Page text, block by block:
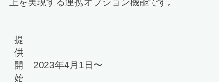
提
供
開
始
2023年4月1日〜